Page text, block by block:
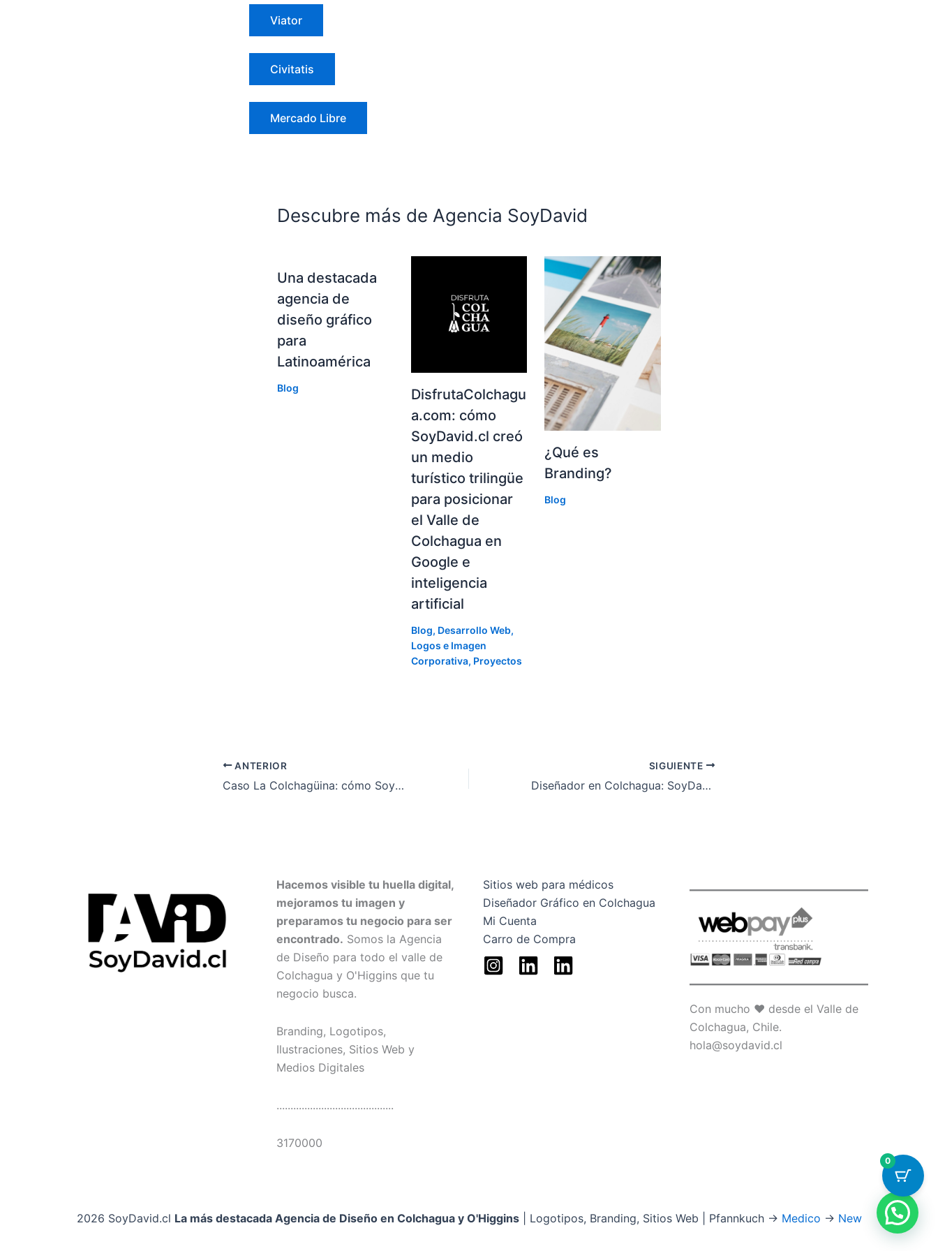
Viator
Civitatis
Mercado Libre
Descubre más de Agencia SoyDavid
Una destacada
agencia de
diseño gráfico
para
Latinoamérica
Blog
DisfrutaColchagu
a.com: cómo
SoyDavid.cl creó
un medio
turístico trilingüe
para posicionar
el Valle de
Colchagua en
Google e
inteligencia
artificial
Blog, Desarrollo Web,
Logos e Imagen
Corporativa, Proyectos
¿Qué es
Branding?
Blog
ANTERIOR
Caso La Colchagüina: cómo SoyDavid.cl ayudó a modernizar una marca familiar de Santa Cruz sin perder su identidad local
SIGUIENTE
Diseñador en Colchagua: SoyDavid.cl, diseño gráfico, branding y sitios web con identidad local
Hacemos visible tu huella digital,
mejoramos tu imagen y
preparamos tu negocio para ser
encontrado. Somos la Agencia
de Diseño para todo el valle de
Colchagua y O'Higgins que tu
negocio busca.
Branding, Logotipos,
Ilustraciones, Sitios Web y
Medios Digitales
..........................................
3170000
Sitios web para médicos
Diseñador Gráfico en Colchagua
Mi Cuenta
Carro de Compra
Con mucho ♥ desde el Valle de
Colchagua, Chile.
hola@soydavid.cl
2026 SoyDavid.cl La más destacada Agencia de Diseño en Colchagua y O'Higgins| Logotipos, Branding, Sitios Web | Pfannkuch → Medico → New
0